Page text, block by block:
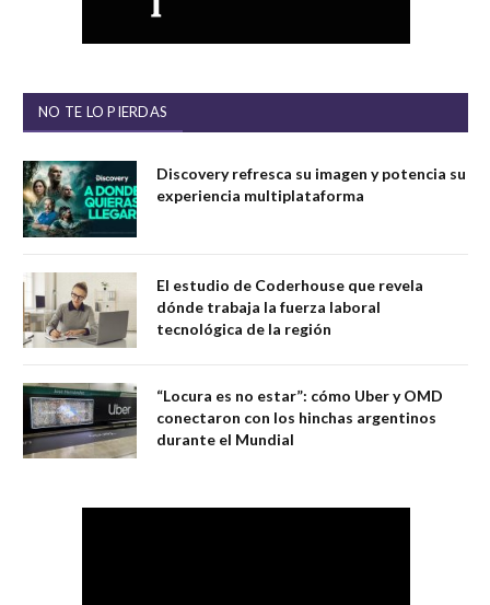
NO TE LO PIERDAS
Discovery refresca su imagen y potencia su
experiencia multiplataforma
El estudio de Coderhouse que revela
dónde trabaja la fuerza laboral
tecnológica de la región
“Locura es no estar”: cómo Uber y OMD
conectaron con los hinchas argentinos
durante el Mundial